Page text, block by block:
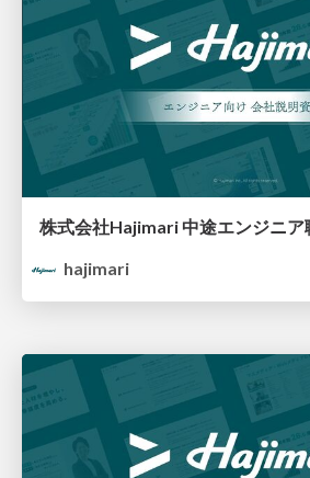
株式会社Hajimari 中途エンジニア
hajimari